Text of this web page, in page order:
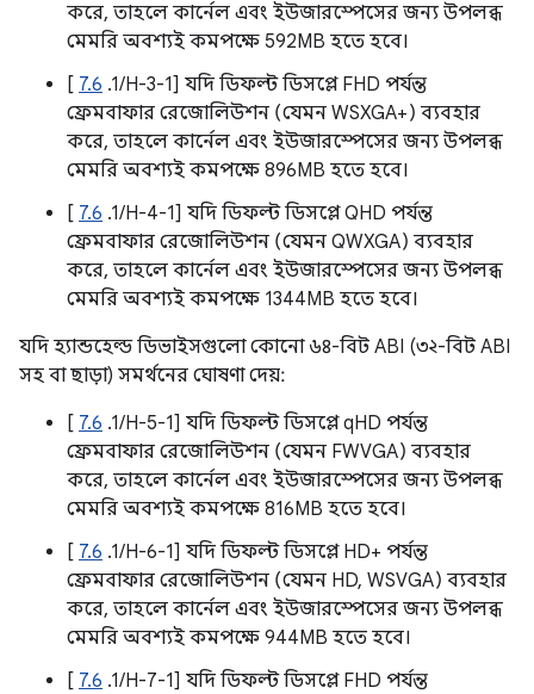
করে, তাহলে কার্নেল এবং ইউজারস্পেসের জন্য উপলব্ধ
মেমরি অবশ্যই কমপক্ষে 592MB হতে হবে।
[ 7.6 .1/H-3-1] যদি ডিফল্ট ডিসপ্লে FHD পর্যন্ত
ফ্রেমবাফার রেজোলিউশন (যেমন WSXGA+) ব্যবহার
করে, তাহলে কার্নেল এবং ইউজারস্পেসের জন্য উপলব্ধ
মেমরি অবশ্যই কমপক্ষে 896MB হতে হবে।
[ 7.6 .1/H-4-1] যদি ডিফল্ট ডিসপ্লে QHD পর্যন্ত
ফ্রেমবাফার রেজোলিউশন (যেমন QWXGA) ব্যবহার
করে, তাহলে কার্নেল এবং ইউজারস্পেসের জন্য উপলব্ধ
মেমরি অবশ্যই কমপক্ষে 1344MB হতে হবে।
যদি হ্যান্ডহেল্ড ডিভাইসগুলো কোনো ৬৪-বিট ABI (৩২-বিট ABI
সহ বা ছাড়া) সমর্থনের ঘোষণা দেয়:
[ 7.6 .1/H-5-1] যদি ডিফল্ট ডিসপ্লে qHD পর্যন্ত
ফ্রেমবাফার রেজোলিউশন (যেমন FWVGA) ব্যবহার
করে, তাহলে কার্নেল এবং ইউজারস্পেসের জন্য উপলব্ধ
মেমরি অবশ্যই কমপক্ষে 816MB হতে হবে।
[ 7.6 .1/H-6-1] যদি ডিফল্ট ডিসপ্লে HD+ পর্যন্ত
ফ্রেমবাফার রেজোলিউশন (যেমন HD, WSVGA) ব্যবহার
করে, তাহলে কার্নেল এবং ইউজারস্পেসের জন্য উপলব্ধ
মেমরি অবশ্যই কমপক্ষে 944MB হতে হবে।
[ 7.6 .1/H-7-1] যদি ডিফল্ট ডিসপ্লে FHD পর্যন্ত